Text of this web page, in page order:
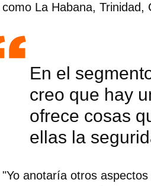
como La Habana, Trinidad,
En el
creo que hay
ofrece cosas
ellas la
"Yo anotaría otros